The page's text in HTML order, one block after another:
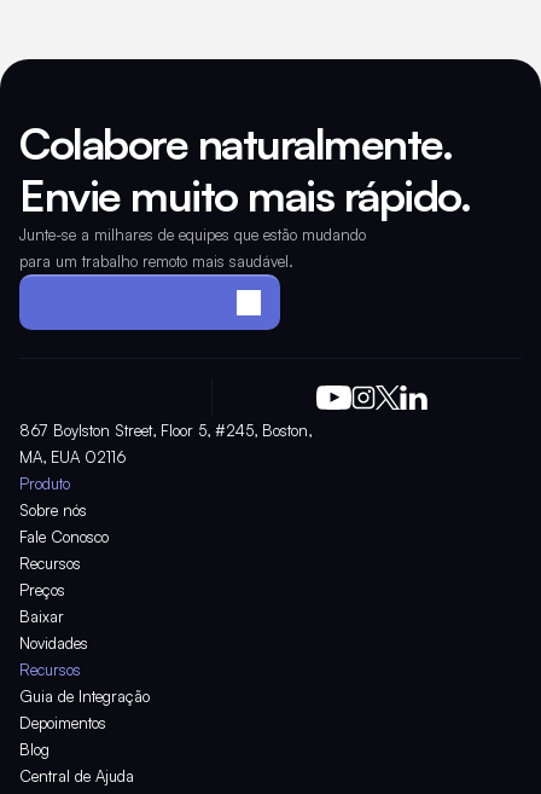
Colabore naturalmente.
Envie muito mais rápido.
Junte-se a milhares de equipes que estão mudando
para um trabalho remoto mais saudável.
867 Boylston Street, Floor 5, #245, Boston,
MA, EUA 02116
Produto
Sobre nós
Fale Conosco
Recursos
Preços
Baixar
Novidades
Recursos
Guia de Integração
Depoimentos
Blog
Central de Ajuda